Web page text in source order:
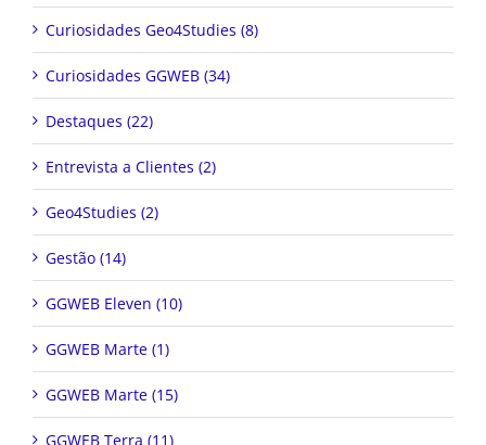
Curiosidades Geo4Studies (8)
Curiosidades GGWEB (34)
Destaques (22)
Entrevista a Clientes (2)
Geo4Studies (2)
Gestão (14)
GGWEB Eleven (10)
GGWEB Marte (1)
GGWEB Marte (15)
GGWEB Terra (11)